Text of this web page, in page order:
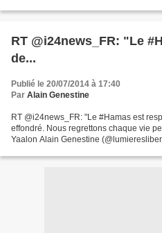
RT @i24news_FR: "Le
de...
Publié le 20/07/2014 à 17:40
Par Alain Genestine
RT @i24news_FR: "Le #Hamas est
effondré. Nous regrettons chaque vie
Yaalon Alain Genestine